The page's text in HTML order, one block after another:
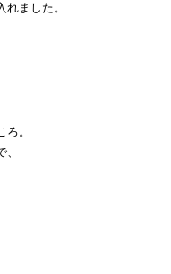
ました。
。